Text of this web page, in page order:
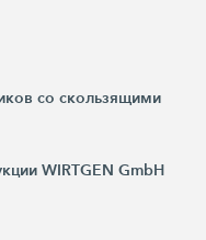
со скользящими
WIRTGEN GmbH